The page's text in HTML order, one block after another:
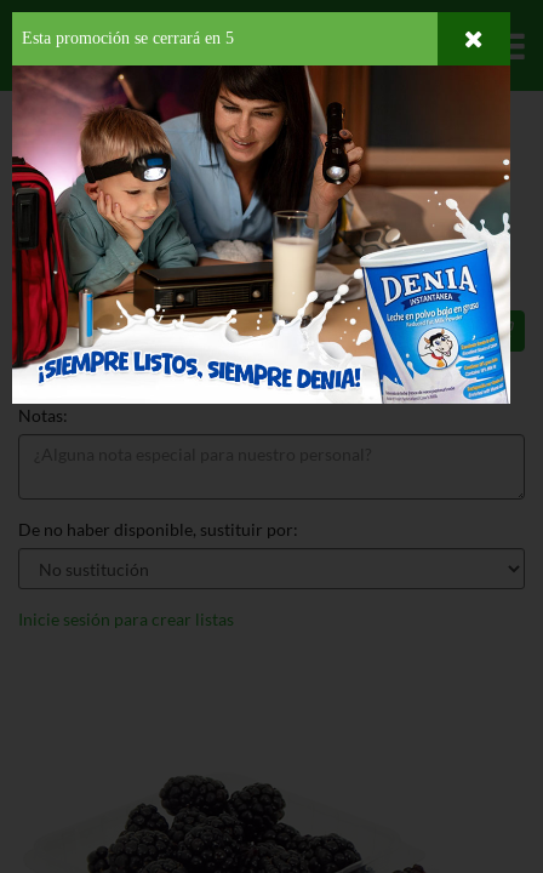
Departamentos
HOME FRUTAS Y VEGETALES FRUTAS BERRIES
BLACKBERRIES CLAM
SHELL
BLACKBERRIES US 6 OZ
$6.97
Total: $6.97
Notas:
De no haber disponible, sustituir por:
Inicie sesión para crear listas
Esta promoción se cerrará en 5